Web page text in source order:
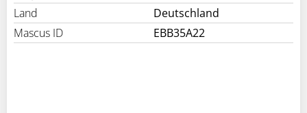
Land
Deutschland
Mascus ID
EBB35A22